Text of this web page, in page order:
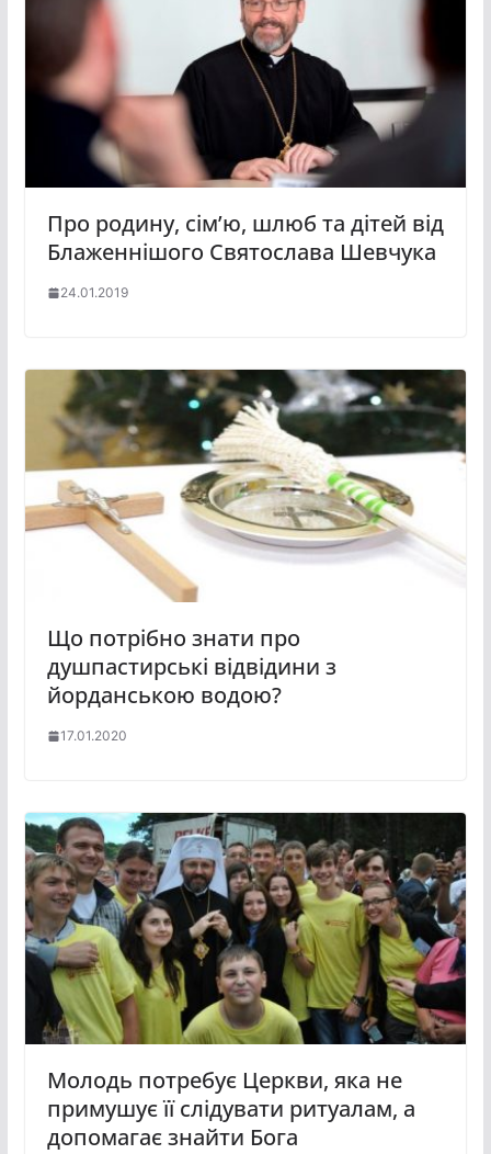
Про родину, сім’ю, шлюб та дітей від
Блаженнішого Святослава Шевчука
24.01.2019
Що потрібно знати про
душпастирські відвідини з
йорданською водою?
17.01.2020
Молодь потребує Церкви, яка не
примушує її слідувати ритуалам, а
допомагає знайти Бога